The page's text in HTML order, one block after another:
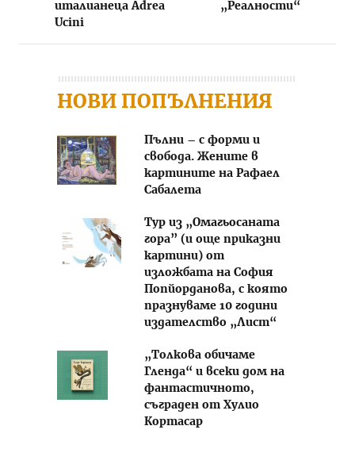
италианеца Adrea
Ucini
„Реалности“
НОВИ ПОПЪЛНЕНИЯ
Пълни – с форми и
свобода. Жените в
картините на Рафаел
Сабалета
Тур из „Омагьосаната
гора” (и още приказни
картини) от
изложбата на София
Попйорданова, с която
празнуваме 10 години
издателство „Лист“
„Толкова обичаме
Гленда“ и всеки дом на
фантастичното,
съграден от Хулио
Кортасар